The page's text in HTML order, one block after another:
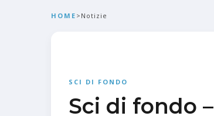
HOME > Notizie
SCI DI FONDO
Sci di fondo –